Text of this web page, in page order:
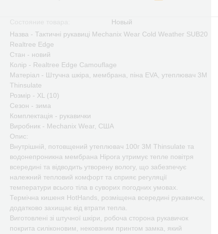
Новый
Назва - Тактичні рукавиці Mechanix Wear Cold Weather SUB20
Realtree Edge
Стан - новий
Колір - Realtree Edge Camouflage
Матеріал - Штучна шкіра, мембрана, піна EVA, утеплювач 3M
Thinsulate
Розмір - XL (10)
Сезон - зима
Комплектація - рукавички
Виробник - Mechanix Wear, США
Опис:
Внутрішній, потовщений утеплювач 100г 3M Thinsulate та
водонепроникна мембрана Hipora утримує тепле повітря
всередині та відводить утворену вологу, що забезпечує
належний тепловий комфорт та сприяє регуляції
температури всього тіла в суворих погодних умовах.
Термічна кишеня HotHands, розміщена всередині рукавичок,
додатково захищає від втрати тепла.
Виготовлені зі штучної шкіри, робоча сторона рукавичок
покрита силіконовим, нековзним принтом замка, який